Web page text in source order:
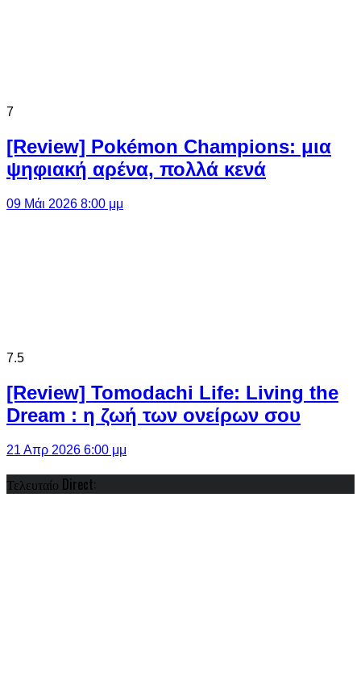
7
[Review] Pokémon Champions: μια
ψηφιακή αρένα, πολλά κενά
09 Μάι 2026 8:00 μμ
7.5
[Review] Tomodachi Life: Living the
Dream : η ζωή των ονείρων σου
21 Απρ 2026 6:00 μμ
Τελευταίο Direct: